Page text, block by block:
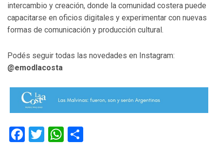
intercambio y creación, donde la comunidad costera puede
capacitarse en oficios digitales y experimentar con nuevas
formas de comunicación y producción cultural.
Podés seguir todas las novedades en Instagram:
@emodlacosta
Facebook
TwitterWhatsApp